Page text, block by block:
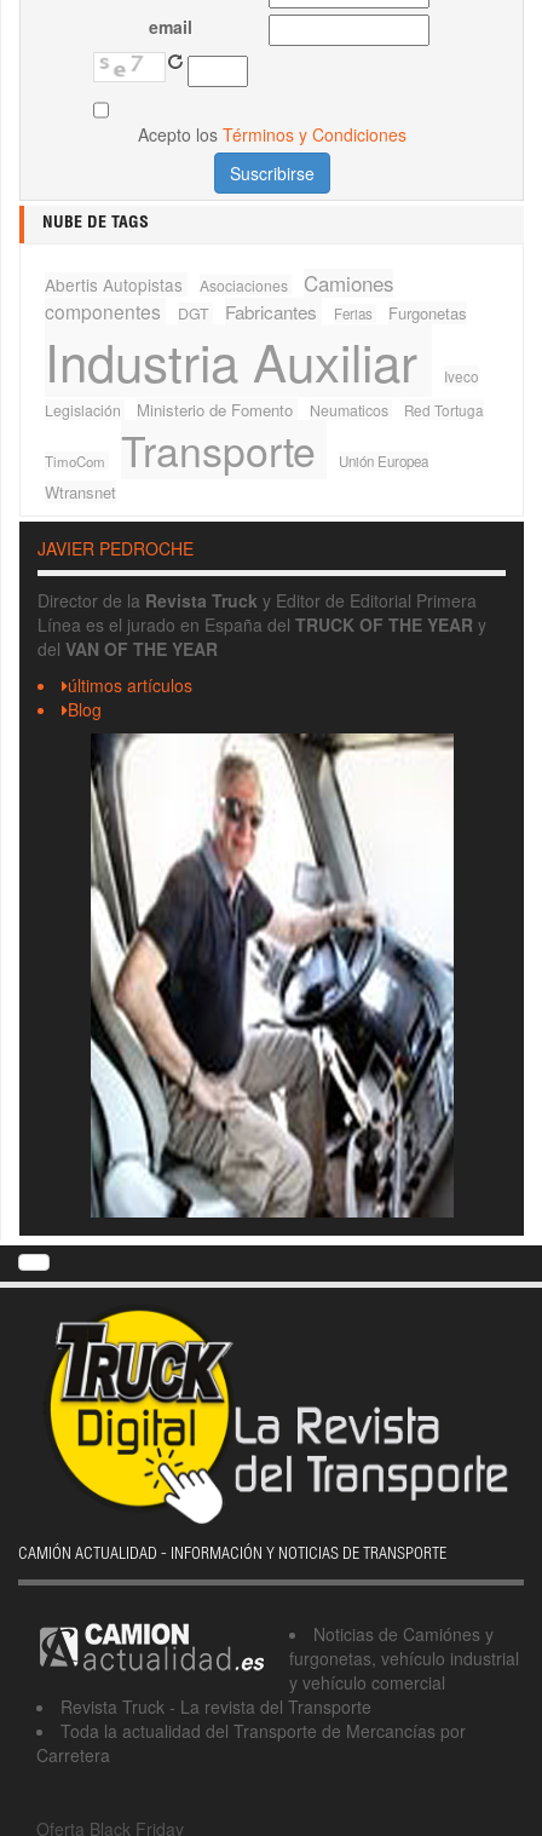
email
Acepto los Términos y Condiciones
NUBE DE TAGS
Abertis Autopistas Asociaciones Camiones
componentes DGT Fabricantes Ferias Furgonetas
Industria Auxiliar
Iveco
Legislación
Ministerio de Fomento Neumaticos Red Tortuga
TimoCom Transporte Unión Europea
Wtransnet
JAVIER PEDROCHE
Director de la Revista Truck y Editor de Editorial Primera
Línea es el jurado en España del TRUCK OF THE YEAR y
del VAN OF THE YEAR
últimos artículos
Blog
CAMIÓN ACTUALIDAD - INFORMACIÓN Y NOTICIAS DE TRANSPORTE
Noticias de Camiónes y
furgonetas, vehículo industrial
y vehículo comercial
Revista Truck - La revista del Transporte
Toda la actualidad del Transporte de Mercancías por
Carretera
Oferta Black Friday